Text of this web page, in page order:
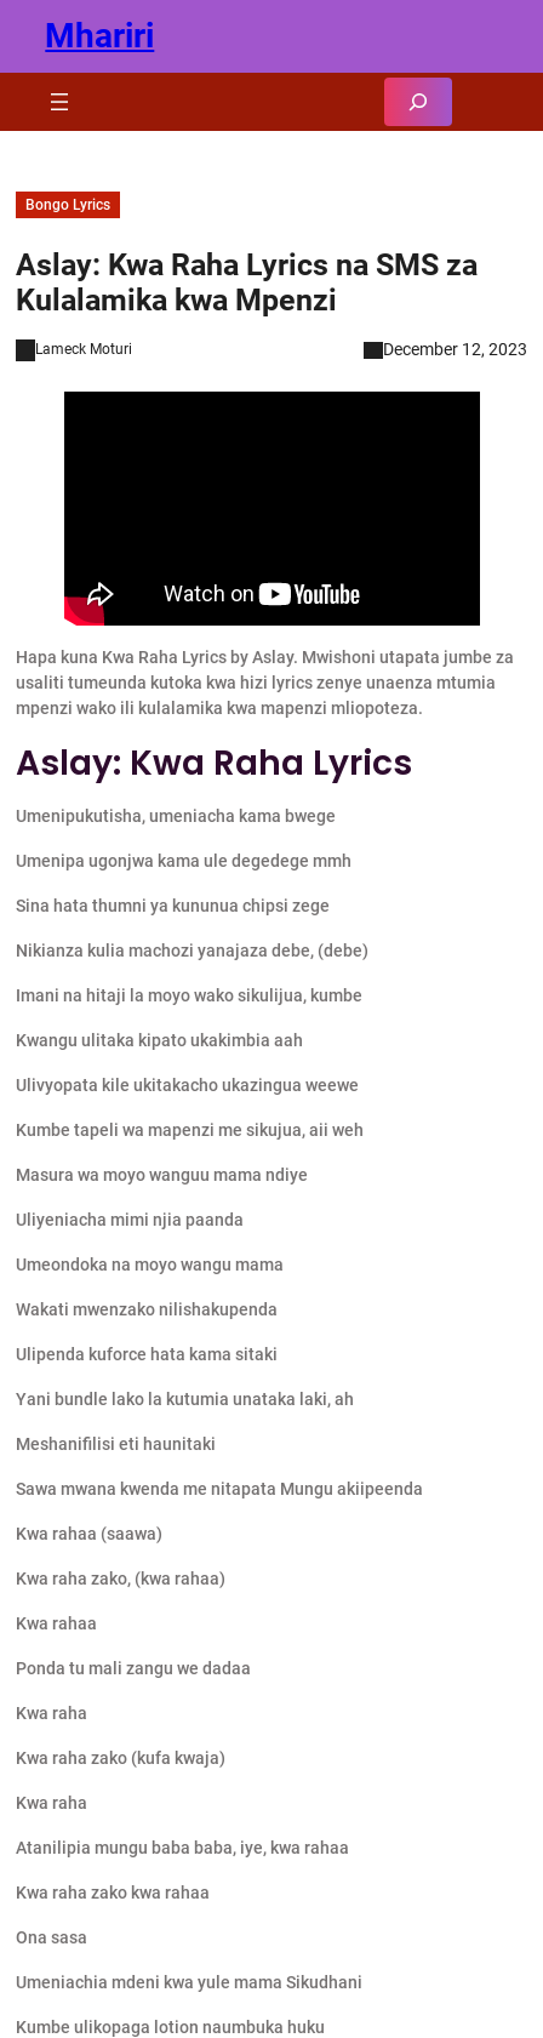
content
Mhariri
Bongo Lyrics
Aslay: Kwa Raha Lyrics na SMS za
Kulalamika kwa Mpenzi
Lameck Moturi December 12, 2023
Hapa kuna Kwa Raha Lyrics by Aslay. Mwishoni utapata jumbe za
usaliti tumeunda kutoka kwa hizi lyrics zenye unaenza mtumia
mpenzi wako ili kulalamika kwa mapenzi mliopoteza.
Aslay: Kwa Raha Lyrics
Umenipukutisha, umeniacha kama bwege
Umenipa ugonjwa kama ule degedege mmh
Sina hata thumni ya kununua chipsi zege
Nikianza kulia machozi yanajaza debe, (debe)
Imani na hitaji la moyo wako sikulijua, kumbe
Kwangu ulitaka kipato ukakimbia aah
Ulivyopata kile ukitakacho ukazingua weewe
Kumbe tapeli wa mapenzi me sikujua, aii weh
Masura wa moyo wanguu mama ndiye
Uliyeniacha mimi njia paanda
Umeondoka na moyo wangu mama
Wakati mwenzako nilishakupenda
Ulipenda kuforce hata kama sitaki
Yani bundle lako la kutumia unataka laki, ah
Meshanifilisi eti haunitaki
Sawa mwana kwenda me nitapata Mungu akiipeenda
Kwa rahaa (saawa)
Kwa raha zako, (kwa rahaa)
Kwa rahaa
Ponda tu mali zangu we dadaa
Kwa raha
Kwa raha zako (kufa kwaja)
Kwa raha
Atanilipia mungu baba baba, iye, kwa rahaa
Kwa raha zako kwa rahaa
Ona sasa
Umeniachia mdeni kwa yule mama Sikudhani
Kumbe ulikopaga lotion naumbuka huku